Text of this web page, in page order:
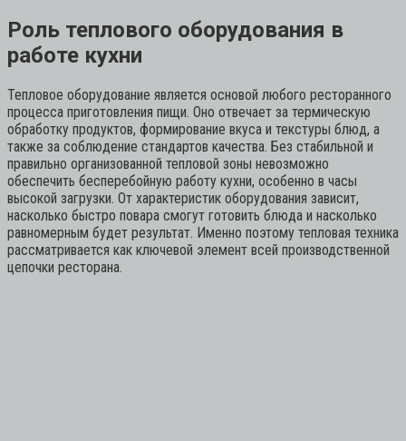
Роль теплового оборудования в
работе кухни
Тепловое оборудование является основой любого ресторанного
процесса приготовления пищи. Оно отвечает за термическую
обработку продуктов, формирование вкуса и текстуры блюд, а
также за соблюдение стандартов качества. Без стабильной и
правильно организованной тепловой зоны невозможно
обеспечить бесперебойную работу кухни, особенно в часы
высокой загрузки. От характеристик оборудования зависит,
насколько быстро повара смогут готовить блюда и насколько
равномерным будет результат. Именно поэтому тепловая техника
рассматривается как ключевой элемент всей производственной
цепочки ресторана.